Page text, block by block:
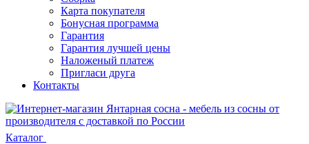
Карта покупателя
Бонусная программа
Гарантия
Гарантия лучшей цены
Наложеный платеж
Пригласи друга
Контакты
Каталог